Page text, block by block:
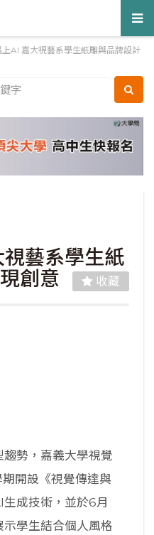
上AI 嘉大視藝系學生紙雕與品牌設計
藝系學生紙
創意
收藏
勢，嘉義大學視覺
期開設《視覺傳達與
成技術，並於6月
學生結合個人風格